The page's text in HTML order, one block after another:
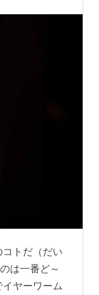
トだ（だい
は一番ど～
ヤーワーム